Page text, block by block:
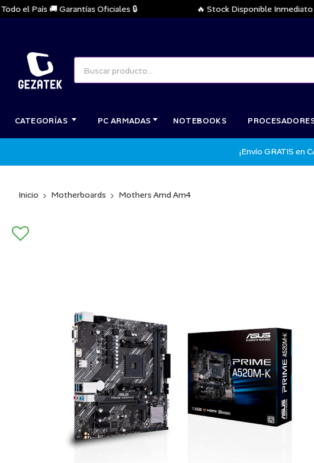
País 🚚 Garantías Oficiales 🔒 🔥 Stock Disponible Inmediato 📦
CATEGORÍAS PC ARMADAS NOTEBOOKS
¡Envío GRATIS en
Inicio Motherboards Mothers Amd Am4